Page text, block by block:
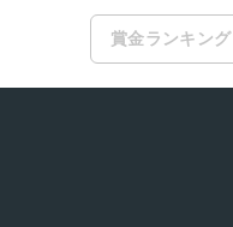
賞金ランキング